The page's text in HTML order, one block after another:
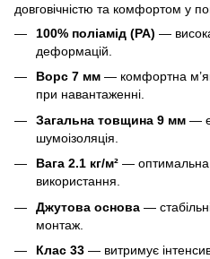
довговічністю та комфортом у
100% поліамід (РА) — висока
деформацій.
Ворс 7 мм — комфортна
при навантаженні.
Загальна товщина 9 мм —
шумоізоляція.
Вага 2.1 кг/м² — оптимальна
використання.
Джутова основа —
монтаж.
Клас 33 — витримує